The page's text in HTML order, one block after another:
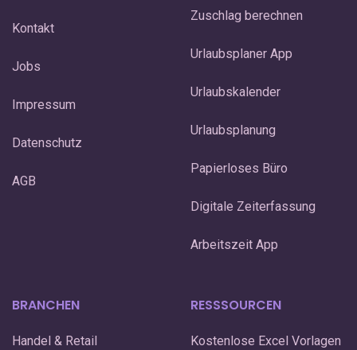
Kontakt
Jobs
Impressum
Datenschutz
AGB
Zuschlag berechnen
Urlaubsplaner App
Urlaubskalender
Urlaubsplanung
Papierloses Büro
Digitale Zeiterfassung
Arbeitszeit App
BRANCHEN
Handel & Retail
RESSSOURCEN
Kostenlose Excel Vorlagen